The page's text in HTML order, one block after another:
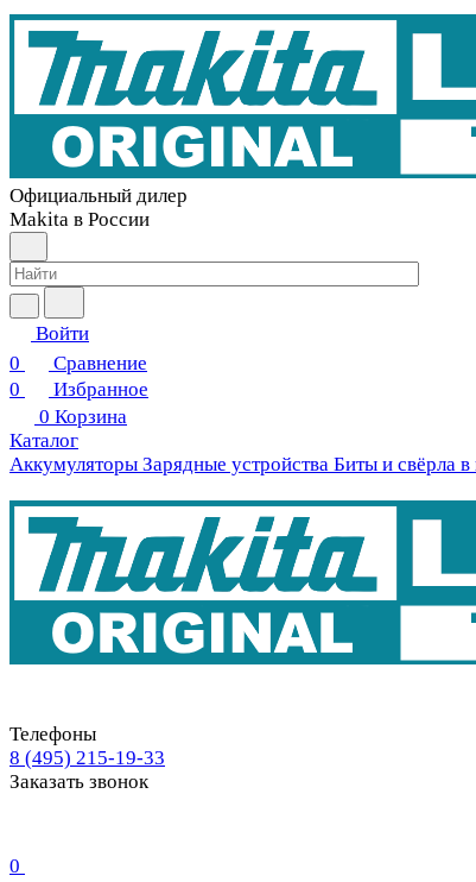
Официальный дилер
Makita в России
Войти
0
Сравнение
0
Избранное
0 Корзина
Каталог
Аккумуляторы Зарядные устройства Биты и свёрла
Телефоны
8 (495) 215-19-33
Заказать звонок
0